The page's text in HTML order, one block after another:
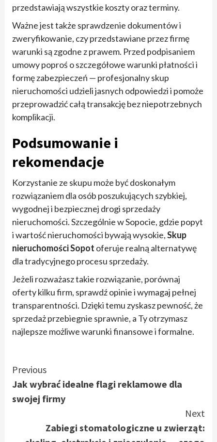
przedstawiają wszystkie koszty oraz terminy.
Ważne jest także sprawdzenie dokumentów i
zweryfikowanie, czy przedstawiane przez firmę
warunki są zgodne z prawem. Przed podpisaniem
umowy poproś o szczegółowe warunki płatności i
formę zabezpieczeń — profesjonalny skup
nieruchomości udzieli jasnych odpowiedzi i pomoże
przeprowadzić całą transakcję bez niepotrzebnych
komplikacji.
Podsumowanie i
rekomendacje
Korzystanie ze skupu może być doskonałym
rozwiązaniem dla osób poszukujących szybkiej,
wygodnej i bezpiecznej drogi sprzedaży
nieruchomości. Szczególnie w Sopocie, gdzie popyt
i wartość nieruchomości bywają wysokie,Skup
nieruchomości Sopot oferuje realną alternatywę
dla tradycyjnego procesu sprzedaży.
Jeżeli rozważasz takie rozwiązanie, porównaj
oferty kilku firm, sprawdź opinie i wymagaj pełnej
transparentności. Dzięki temu zyskasz pewność, że
sprzedaż przebiegnie sprawnie, a Ty otrzymasz
najlepsze możliwe warunki finansowe i formalne.
Continue
Reading
Previous
Jak wybrać idealne flagi reklamowe dla
swojej firmy
Next
Zabiegi stomatologiczne u zwierząt: